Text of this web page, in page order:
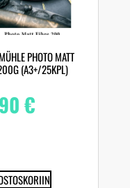
PHOTO MATT
(A3+/25KPL)
€